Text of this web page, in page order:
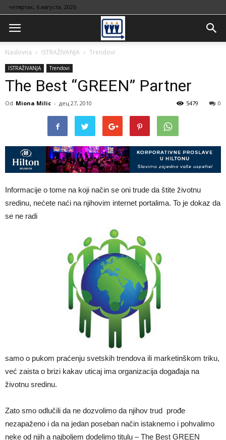
четвртак, 6 августа, 2026
Naslovna ISTRAŽIVANJA Trendovi
ISTRAŽIVANJA Trendovi
The Best “GREEN” Partner
Od Miona Milic - дец 27, 2010 0
5479
Informacije o tome na koji način se oni trude da štite životnu
sredinu, nećete naći na njihovim internet portalima. To je dokaz da
se ne radi
samo o pukom praćenju svetskih trendova ili marketinškom triku,
već zaista o brizi kakav uticaj ima organizacija događaja na
životnu sredinu.
Zato smo odlučili da ne dozvolimo da njihov trud prođe
nezapaženo i da na jedan poseban način istaknemo i pohvalimo
neke od njih a najboljem dodelimo titulu – The Best GREEN